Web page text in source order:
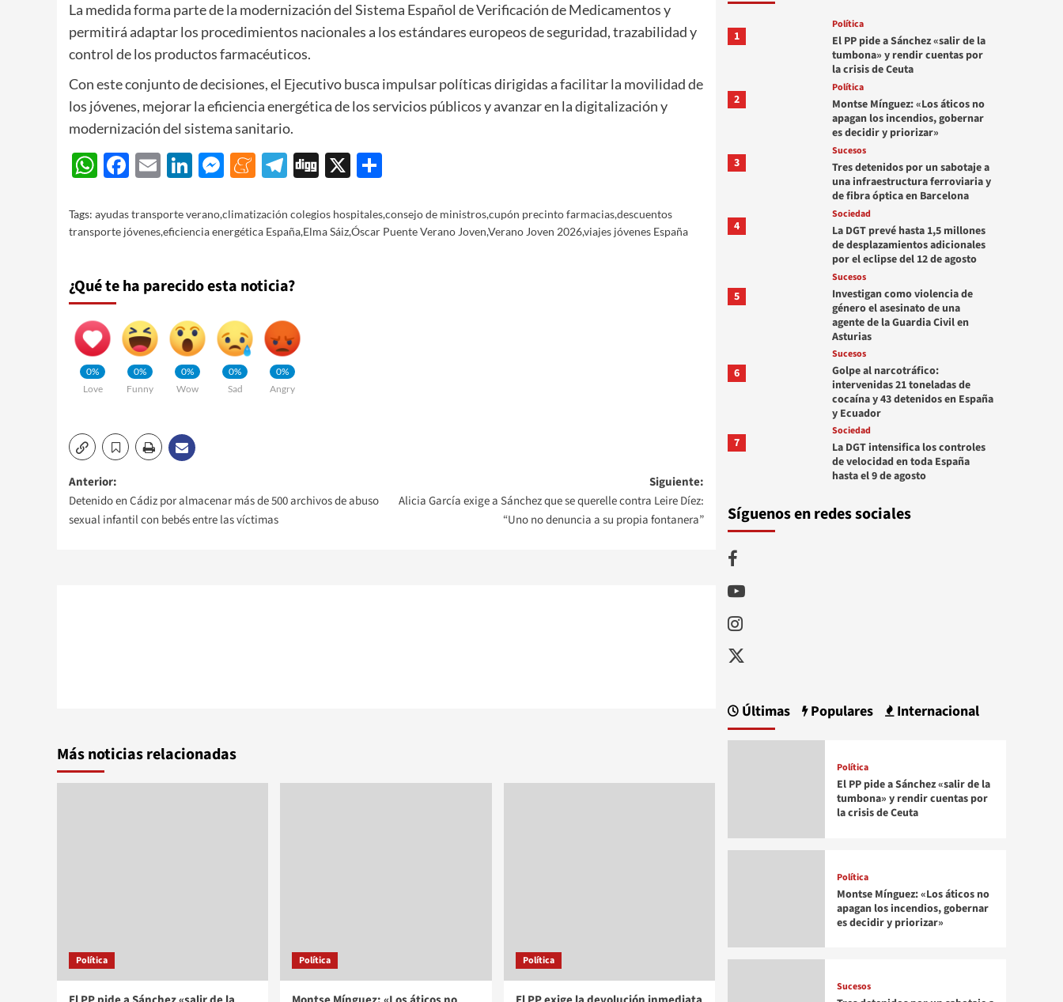
La medida forma parte de la modernización del Sistema Español de Verificación de Medicamentos y
permitirá adaptar los procedimientos nacionales a los estándares europeos de seguridad, trazabilidad y
control de los productos farmacéuticos.
Con este conjunto de decisiones, el Ejecutivo busca impulsar políticas dirigidas a facilitar la movilidad de
los jóvenes, mejorar la eficiencia energética de los servicios públicos y avanzar en la digitalización y
modernización del sistema sanitario.
WhatsApp
Facebook
EmailLinkedIn
Messenger
Meneame
Telegram
Digg
X
Tags: ayudas transporte verano,climatización colegios hospitales,consejo de ministros,cupón precinto farmacias,descuentos
transporte jóvenes,eficiencia energética España,Elma Sáiz,Óscar Puente Verano Joven,Verano Joven 2026,viajes jóvenes España
¿Qué te ha parecido esta noticia?
0%
Love
0%
Funny
0%
Wow
0%
Sad
0%
Angry
Navegación
de
Anterior:
Detenido en Cádiz por almacenar más de 500 archivos de abuso
sexual infantil con bebés entre las víctimas
Siguiente:
Alicia García exige a Sánchez que se querelle contra Leire Díez:
“Uno no denuncia a su propia fontanera”
Más noticias relacionadas
Política Política Política
1
Política
El PP pide a Sánchez «salir de la
tumbona» y rendir cuentas por
la crisis de Ceuta
2
Política
Montse Mínguez: «Los áticos no
apagan los incendios, gobernar
es decidir y priorizar»
3
Sucesos
Tres detenidos por un sabotaje a
una infraestructura ferroviaria y
de fibra óptica en Barcelona
4
Sociedad
La DGT prevé hasta 1,5 millones
de desplazamientos adicionales
por el eclipse del 12 de agosto
5
Sucesos
Investigan como violencia de
género el asesinato de una
agente de la Guardia Civil en
Asturias
6
Sucesos
Golpe al narcotráfico:
intervenidas 21 toneladas de
cocaína y 43 detenidos en España
y Ecuador
7
Sociedad
La DGT intensifica los controles
de velocidad en toda España
hasta el 9 de agosto
Síguenos en redes sociales
Facebook
Youtube
Instagram
Twitter
Últimas Populares Internacional
Política
El PP pide a Sánchez «salir de la
tumbona» y rendir cuentas por
la crisis de Ceuta
Política
Montse Mínguez: «Los áticos no
apagan los incendios, gobernar
es decidir y priorizar»
Sucesos